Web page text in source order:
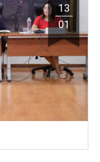
13
01